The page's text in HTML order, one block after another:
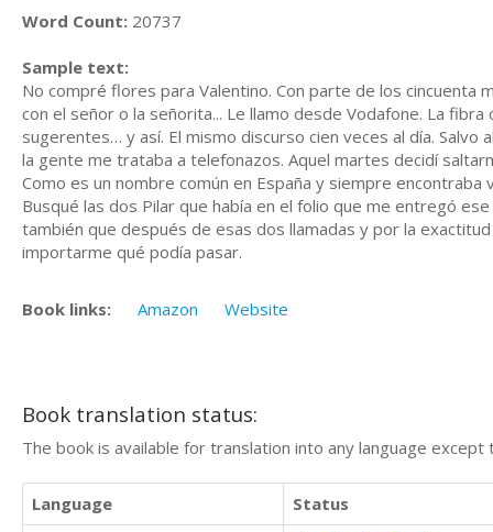
Word Count: 20737
Sample text:
No compré flores para Valentino. Con parte de los cincuenta
con el señor o la señorita... Le llamo desde Vodafone. La
sugerentes… y así. El mismo discurso cien veces al día.
la gente me trataba a telefonazos. Aquel martes decidí
Como es un nombre común en España y siempre
Busqué las dos Pilar que había en el folio que me entregó
también que después de esas dos llamadas y por la
importarme qué podía pasar.
Book links: Amazon Website
Book translation status:
The book is available for translation into any language
Language
Status